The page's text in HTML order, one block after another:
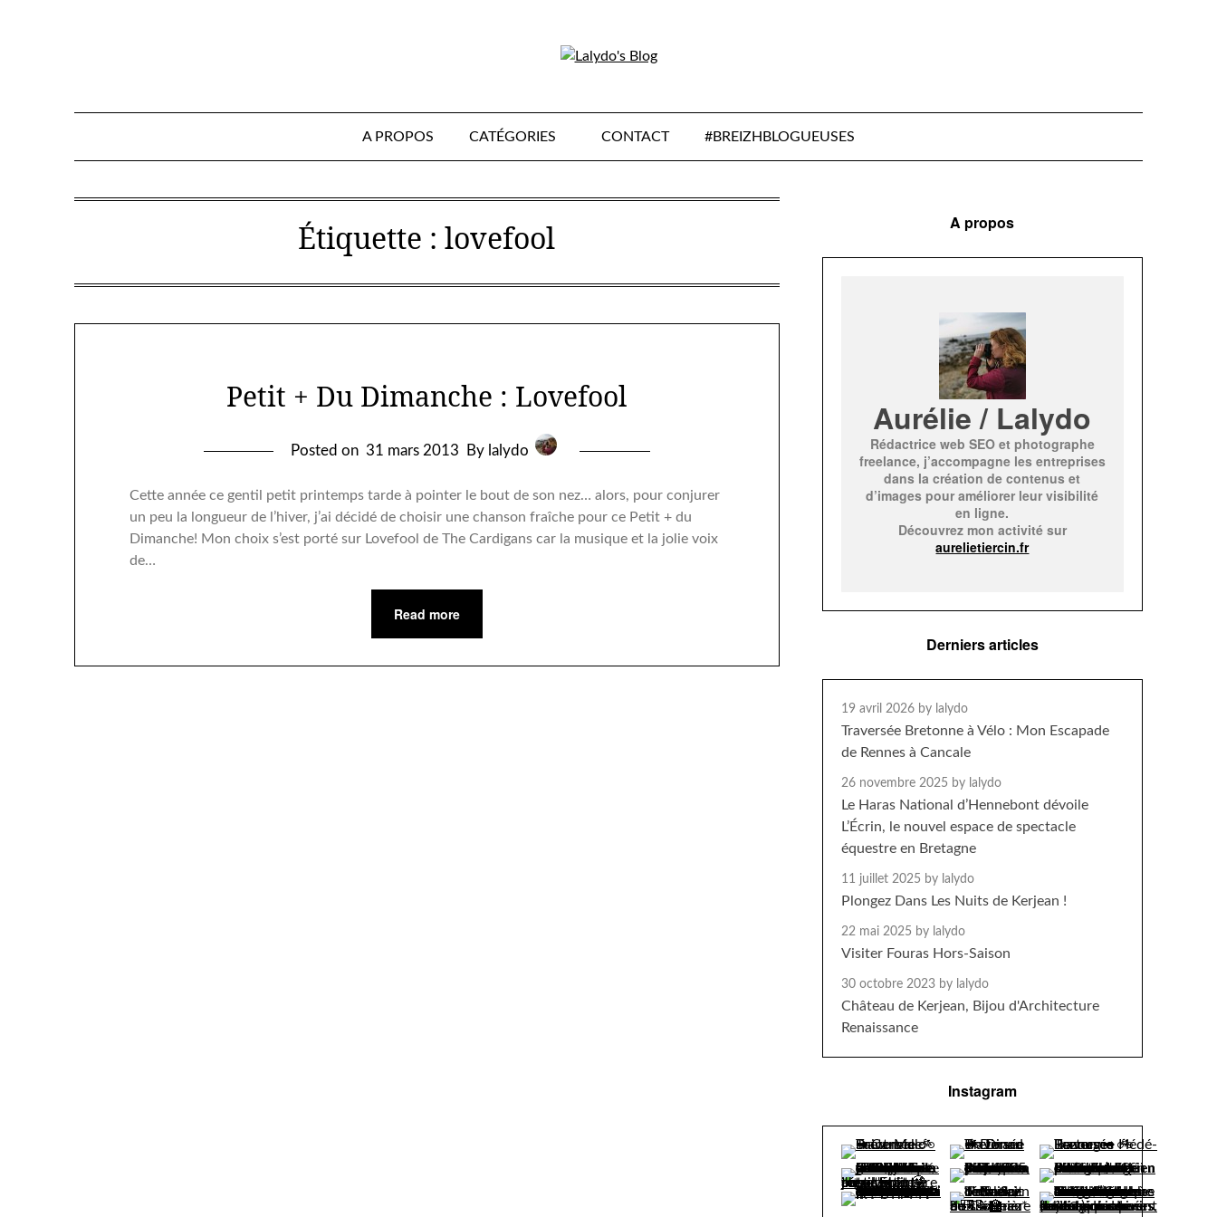
A PROPOS CATÉGORIES CONTACT #BREIZHBLOGUEUSES
Étiquette :lovefool
Petit + Du Dimanche : Lovefool
Posted on 31 mars 2013 By lalydo
Cette année ce gentil petit printemps tarde à pointer le bout de son nez… alors, pour conjurer
un peu la longueur de l’hiver, j’ai décidé de choisir une chanson fraîche pour ce Petit + du
Dimanche! Mon choix s’est porté sur Lovefool de The Cardigans car la musique et la jolie voix
de…
Read more
A propos
Aurélie / Lalydo
Rédactrice web SEO et photographe
freelance, j’accompagne les entreprises
dans la création de contenus et
d’images pour améliorer leur visibilité
en ligne.
Découvrez mon activité sur
aurelietiercin.fr
Derniers articles
19 avril 2026 by lalydo
Traversée Bretonne à Vélo : Mon Escapade
de Rennes à Cancale
26 novembre 2025 by lalydo
Le Haras National d’Hennebont dévoile
L’Écrin, le nouvel espace de spectacle
équestre en Bretagne
11 juillet 2025 by lalydo
Plongez Dans Les Nuits de Kerjean !
22 mai 2025 by lalydo
Visiter Fouras Hors-Saison
30 octobre 2023 by lalydo
Château de Kerjean, Bijou d'Architecture
Renaissance
Instagram